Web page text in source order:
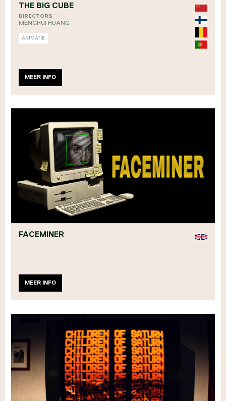
THE BIG CUBE
DIRECTORS
MENGHUI HUANG
ANIMATIE
MEER INFO
FACEMINER
MEER INFO